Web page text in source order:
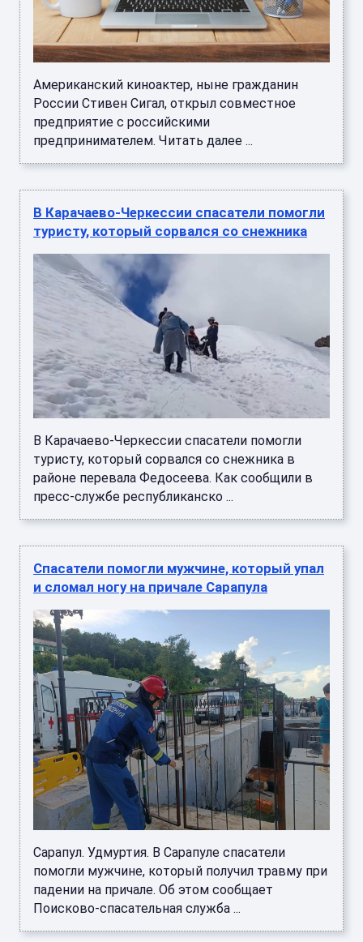
Американский киноактер, ныне гражданин
России Стивен Сигал, открыл совместное
предприятие с российскими
предпринимателем. Читать далее ...
В Карачаево-Черкессии спасатели помогли
туристу, который сорвался со снежника
В Карачаево-Черкессии спасатели помогли
туристу, который сорвался со снежника в
районе перевала Федосеева. Как сообщили в
пресс-службе республиканско ...
Спасатели помогли мужчине, который упал
и сломал ногу на причале Сарапула
Сарапул. Удмуртия. В Сарапуле спасатели
помогли мужчине, который получил травму при
падении на причале. Об этом сообщает
Поисково-спасательная служба ...